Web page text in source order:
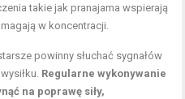
takie jak pranajama wspierają
w koncentracji.
powinny słuchać sygnałów
Regularne wykonywanie
na poprawę siły,